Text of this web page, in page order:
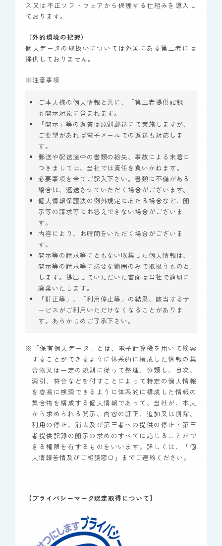
ス又は不正ソフトウェアから保護する仕組みを導入し
ております。
（外的環境の把握）
個人データの取扱いについては外国にある第三者には
提供しておりません。
※注意事項
ご本人様の個人情報と共に、「第三者提供記録」
も開示対象に含まれます。
「開示」等の返答は原則郵送にて実施しますが、
ご要望があれば電子メールでの返送も対応しま
す。
郵送や配送途中の書類の紛失、事故による未着に
つきましては、当社では責任を負いかねます。
必要事項を全てご記入下さい。書類に不備がある
場合は、返送させていただく場合がございます。
個人情報保護法の例外規定にあたる場合など、開
示等の請求等にお答えできない場合がございま
す。
内容により、お時間をいただく場合がございま
す。
開示等の請求等にともない収集した個人情報は、
開示等の請求等に必要な範囲のみで取扱うものと
します。提出していただいた書面は当社で適切に
廃棄いたします。
「訂正等」、「利用停止等」の結果、該当するサ
ービスがご利用いただけなくなることがありま
す。あらかじめご了承下さい。
※「保有個人データ」とは、電子計算機を用いて検索
することができるように体系的に構成した情報の集
合物又は一定の規則に従って整理、分類し、目次、
索引、符合などを付すことによって特定の個人情報
を容易に検索できるように体系的に構成した情報の
集合物を構成する個人情報であって、当社が、本人
から求められる開示、内容の訂正、追加又は削除、
利用の停止、消去及び第三者への提供の停止・第三
者提供記録の開示の求めのすべてに応じることがで
きる権限を有するものをいいます。詳しくは、「個
人情報苦情及びご相談窓口」までご連絡ください。
【プライバシーマーク認定取得について】